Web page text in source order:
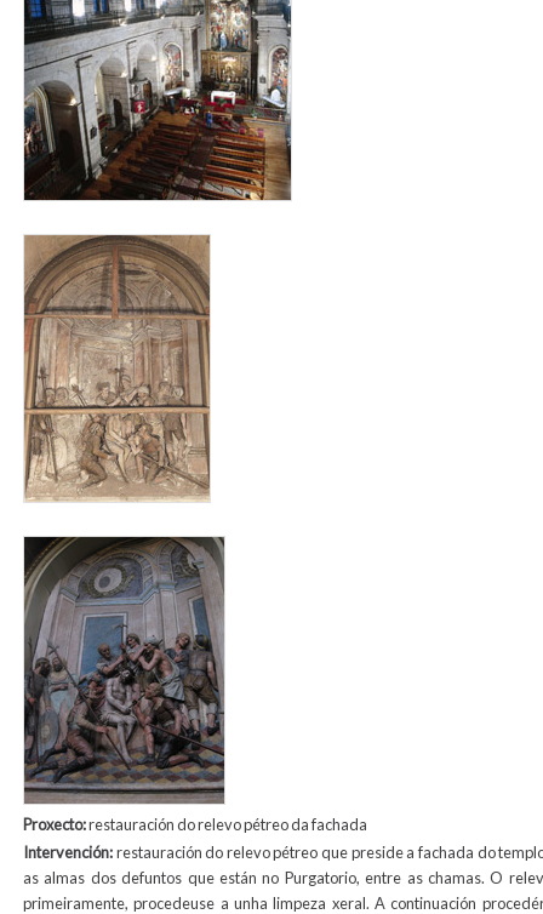
animas_antes_para_web.jpg
animas_despois_para_web.jpg
Proxecto:restauración do relevo pétreo da fachada
Intervención:restauración do relevo pétreo que preside a fachada do
as almas dos defuntos que están no Purgatorio, entre as chamas. O
primeiramente, procedeuse a unha limpeza xeral. A continuación